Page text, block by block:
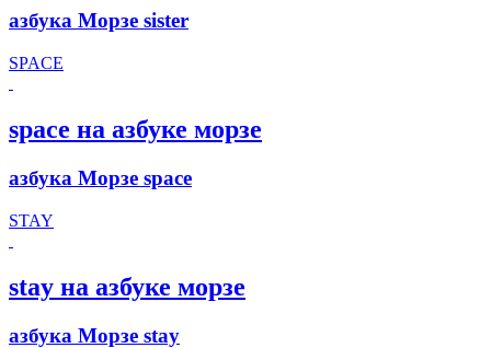
азбука Морзе sister
SPACE
space на азбуке морзе
азбука Морзе space
STAY
stay на азбуке морзе
азбука Морзе stay